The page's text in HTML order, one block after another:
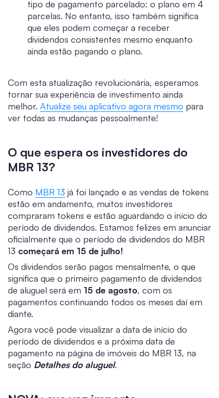
tipo de pagamento parcelado: o plano em 4
parcelas. No entanto, isso também significa
que eles podem começar a receber
dividendos consistentes mesmo enquanto
ainda estão pagando o plano.
Com esta atualização revolucionária, esperamos
tornar sua experiência de investimento ainda
melhor. Atualize seu aplicativo agora mesmo para
ver todas as mudanças pessoalmente!
O que espera os investidores do
MBR 13?
Como MBR 13 já foi lançado e as vendas de tokens
estão em andamento, muitos investidores
compraram tokens e estão aguardando o início do
período de dividendos. Estamos felizes em anunciar
oficialmente que o período de dividendos do MBR
13 começará em 15 de julho!
Os dividendos serão pagos mensalmente, o que
significa que o primeiro pagamento de dividendos
de aluguel será em 15 de agosto, com os
pagamentos continuando todos os meses daí em
diante.
Agora você pode visualizar a data de início do
período de dividendos e a próxima data de
pagamento na página de imóveis do MBR 13, na
seção Detalhes do aluguel.